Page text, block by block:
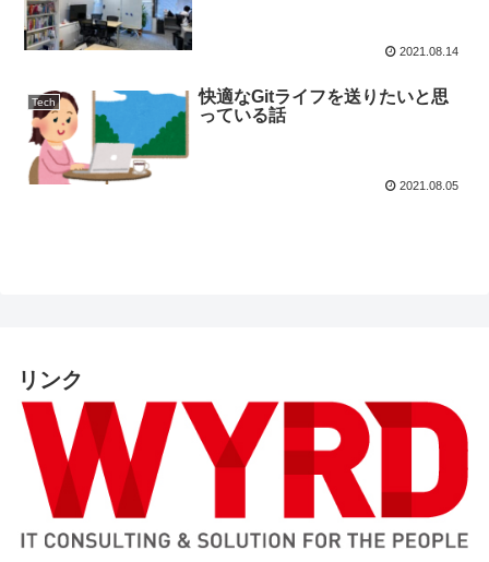
2021.08.14
Tech
快適なGitライフを送りたいと思
っている話
2021.08.05
リンク